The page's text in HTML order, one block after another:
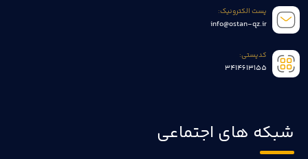
پست الکترونیک:
info@ostan-qz.ir
کدپستی:
3414613155
شبکه های اجتماعی